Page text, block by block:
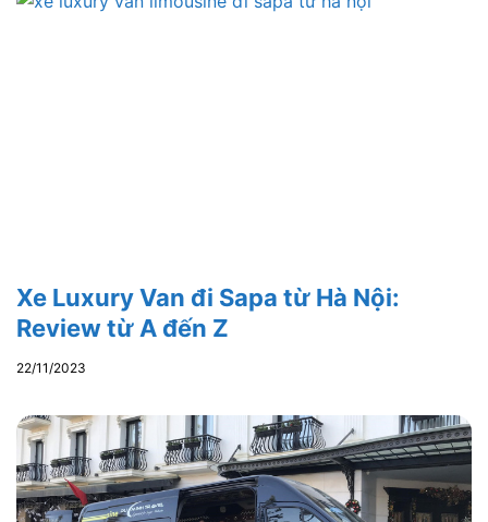
Xe Luxury Van đi Sapa từ Hà Nội:
Review từ A đến Z
22/11/2023